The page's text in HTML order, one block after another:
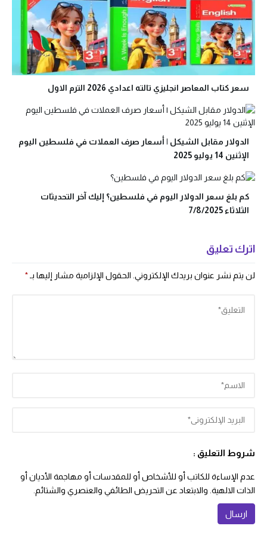
سعر كتاب المعاصر انجليزي تالته اعدادي 2026 الترم الاول
الدولار مقابل الشيكل | أسعار صرف العملات في فلسطين اليوم
الإثنين 14 يوليو 2025
كم بلغ سعر الدولار اليوم في فلسطين؟ إليك آخر التحديثات
الثلاثاء 7/8/2025
اترك تعليق
لن يتم نشر عنوان بريدك الإلكتروني. الحقول الإلزامية مشار إليها بـ *
شروط التعليق :
عدم الإساءة للكاتب أو للأشخاص أو للمقدسات أو مهاجمة الأديان أو
الذات الالهية. والابتعاد عن التحريض الطائفي والعنصري والشتائم.